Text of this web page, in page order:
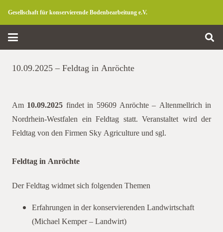
Gesellschaft für konservierende Bodenbearbeitung e.V.
10.09.2025 – Feldtag in Anröchte
Am 10.09.2025 findet in 59609 Anröchte – Altenmellrich in
Nordrhein-Westfalen ein Feldtag statt. Veranstaltet wird der
Feldtag von den Firmen Sky Agriculture und sgl.
Feldtag in Anröchte
Der Feldtag widmet sich folgenden Themen
Erfahrungen in der konservierenden Landwirtschaft
(Michael Kemper – Landwirt)